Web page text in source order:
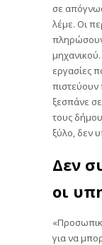
σε
λέμε. Οι
εργασίες
πιστεύουν
ξεσπάνε
τους
ξύλο, δεν
Δεν
οι
για να